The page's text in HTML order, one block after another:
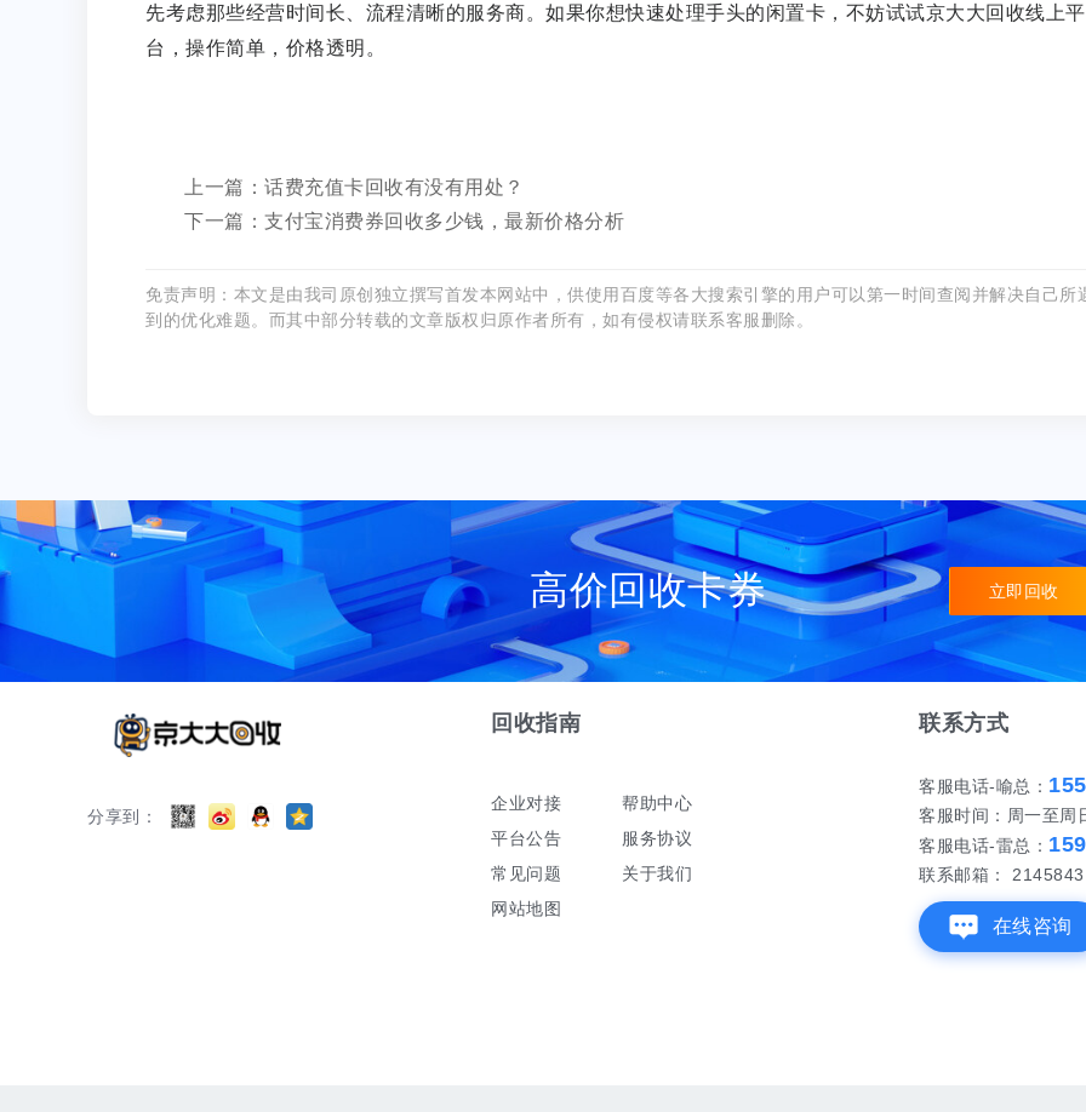
先考虑那些经营时间长、流程清晰的服务商。如果你想快速处理手头的闲置卡，不妨试试京大大回收线上平
台，操作简单，价格透明。
上一篇：话费充值卡回收有没有用处？
下一篇：支付宝消费券回收多少钱，最新价格分析
免责声明：本文是由我司原创独立撰写首发本网站中，供使用百度等各大搜索引擎的用户可以第一时间查阅并解决自己所
到的优化难题。而其中部分转载的文章版权归原作者所有，如有侵权请联系客服删除。
高价回收卡券 立即回收
分享到：
回收指南
企业对接
平台公告
常见问题
网站地图
帮助中心
服务协议
关于我们
联系方式
客服电话-喻总：
客服时间：周一至
客服电话-雷总：
联系邮箱：
在线咨询